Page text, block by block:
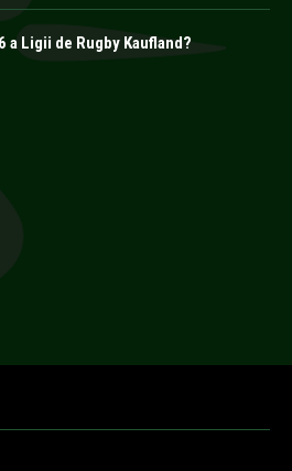
a Ligii de Rugby Kaufland?